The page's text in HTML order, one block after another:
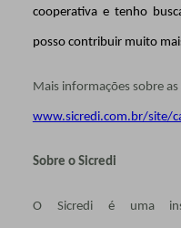
cooperativa e tenho
posso contribuir muito
Mais informações sobre
www.sicredi.com.br/site/
Sobre o Sicredi
O Sicredi é uma